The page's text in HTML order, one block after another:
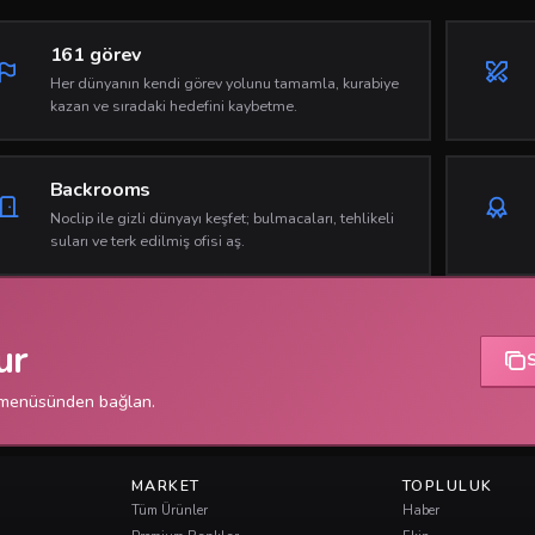
161 görev
Her dünyanın kendi görev yolunu tamamla, kurabiye
kazan ve sıradaki hedefini kaybetme.
Backrooms
Noclip ile gizli dünyayı keşfet; bulmacaları, tehlikeli
suları ve terk edilmiş ofisi aş.
bağlan.
MARKET
Tüm Ürünler
TOPLULUK
Haber